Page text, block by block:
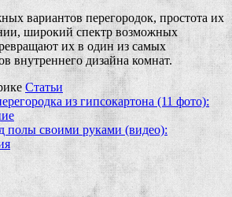
вариантов перегородок, простота их
широкий спектр возможных
их в один из самых
внутреннего дизайна комнат.
Статьи
из гипсокартона (11 фото):
полы своими руками (видео):